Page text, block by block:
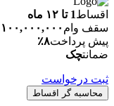
اقساط1 تا ۱۲ ماه
سقف وام ۱۰۰,۰۰۰,۰۰۰ تومان
پیش پرداخت۸٪
ضمانتچک
ثبت درخواست
محاسبه گر اقساط